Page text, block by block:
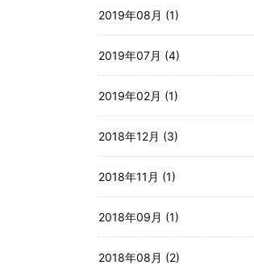
2019年08月 (1)
2019年07月 (4)
2019年02月 (1)
2018年12月 (3)
2018年11月 (1)
2018年09月 (1)
2018年08月 (2)